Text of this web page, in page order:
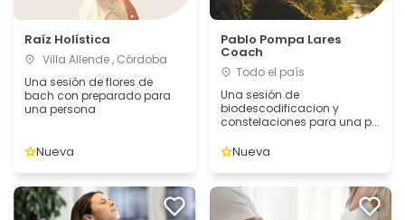
Raíz Holística
Villa Allende , Córdoba
Una sesión de flores de
bach con preparado para
una persona
Nueva
Pablo Pompa Lares
Coach
Todo el país
Una sesión de
biodescodificacion y
constelaciones para una p...
Nueva